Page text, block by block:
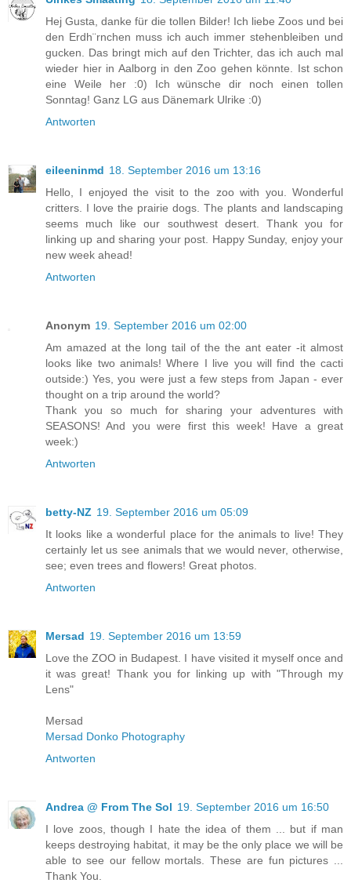
Hej Gusta, danke für die tollen Bilder! Ich liebe Zoos und bei
den Erdh¨rnchen muss ich auch immer stehenbleiben und
gucken. Das bringt mich auf den Trichter, das ich auch mal
wieder hier in Aalborg in den Zoo gehen könnte. Ist schon
eine Weile her :0) Ich wünsche dir noch einen tollen
Sonntag! Ganz LG aus Dänemark Ulrike :0)
Antworten
eileeninmd 18. September 2016 um 13:16
Hello, I enjoyed the visit to the zoo with you. Wonderful
critters. I love the prairie dogs. The plants and landscaping
seems much like our southwest desert. Thank you for
linking up and sharing your post. Happy Sunday, enjoy your
new week ahead!
Antworten
Anonym 19. September 2016 um 02:00
Am amazed at the long tail of the the ant eater -it almost
looks like two animals! Where I live you will find the cacti
outside:) Yes, you were just a few steps from Japan - ever
thought on a trip around the world?
Thank you so much for sharing your adventures with
SEASONS! And you were first this week! Have a great
week:)
Antworten
betty-NZ 19. September 2016 um 05:09
It looks like a wonderful place for the animals to live! They
certainly let us see animals that we would never, otherwise,
see; even trees and flowers! Great photos.
Antworten
Mersad 19. September 2016 um 13:59
Love the ZOO in Budapest. I have visited it myself once and
it was great! Thank you for linking up with "Through my
Lens"
Mersad
Mersad Donko Photography
Antworten
Andrea @ From The Sol 19. September 2016 um 16:50
I love zoos, though I hate the idea of them ... but if man
keeps destroying habitat, it may be the only place we will be
able to see our fellow mortals. These are fun pictures ...
Thank You.